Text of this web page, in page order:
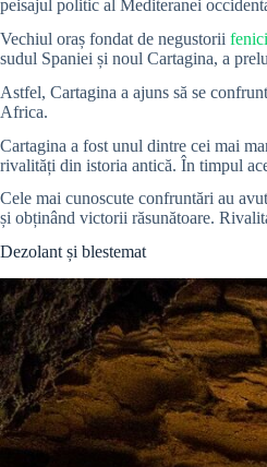
peisajul politic al Mediteranei
Vechiul oraș fondat de negustorii
sudul Spaniei și noul Cartagina, a
Astfel, Cartagina a ajuns să se
Africa.
Cartagina a fost unul dintre cei mai
rivalități din istoria antică. În timpul
Cele mai cunoscute confruntări au
și obținând victorii răsunătoare.
Dezolant și blestemat